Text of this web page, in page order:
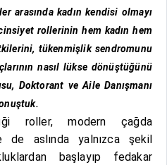
arasında kadın kendisi olmayı
rollerinin hem kadın hem
tükenmişlik sendromunu
nasıl lükse dönüştüğünü
Doktorant ve Aile Danışmanı
roller, modern çağda
de aslında yalnızca şekil
başlayıp fedakar